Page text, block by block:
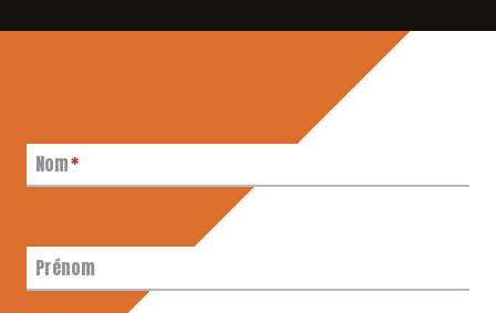
Nom*
Prénom